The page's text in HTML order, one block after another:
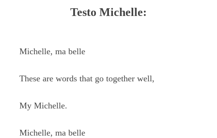
Testo Michelle:
Michelle, ma belle
These are words that go together well,
My Michelle.
Michelle, ma belle